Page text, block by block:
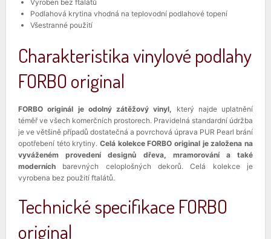
Vyroben bez ftalátů
Podlahová krytina vhodná na teplovodní podlahové topení
Všestranné použití
Charakteristika vinylové podlahy
FORBO original
FORBO originál je odolný zátěžový vinyl, který najde uplatnění
téměř ve všech komerčních prostorech. Pravidelná standardní údržba
je ve většině případů dostatečná a povrchová úprava PUR Pearl brání
opotřebení této krytiny. Celá kolekce FORBO original je založena na
vyváženém provedení designů dřeva, mramorování a také
moderních barevných celoplošných dekorů. Celá kolekce je
vyrobena bez použití ftalátů.
Technické specifikace FORBO
original